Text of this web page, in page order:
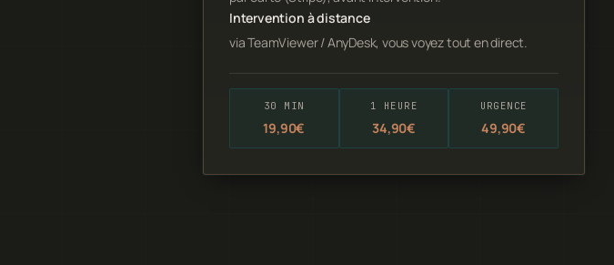
Intervention à distance
via TeamViewer / AnyDesk, vous voyez tout en direct.
30 MIN
19,90€
1 HEURE
34,90€
URGENCE
49,90€